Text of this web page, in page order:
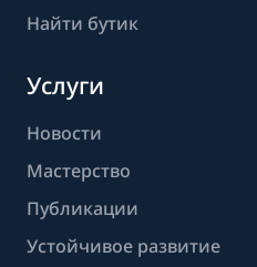
Найти бутик
Услуги
Новости
Мастерство
Публикации
Устойчивое развитие